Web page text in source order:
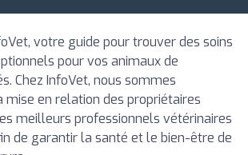
votre guide pour trouver des soins
pour vos animaux de
Chez InfoVet, nous sommes
mise en relation des propriétaires
meilleurs professionnels vétérinaires
de garantir la santé et le bien-être de